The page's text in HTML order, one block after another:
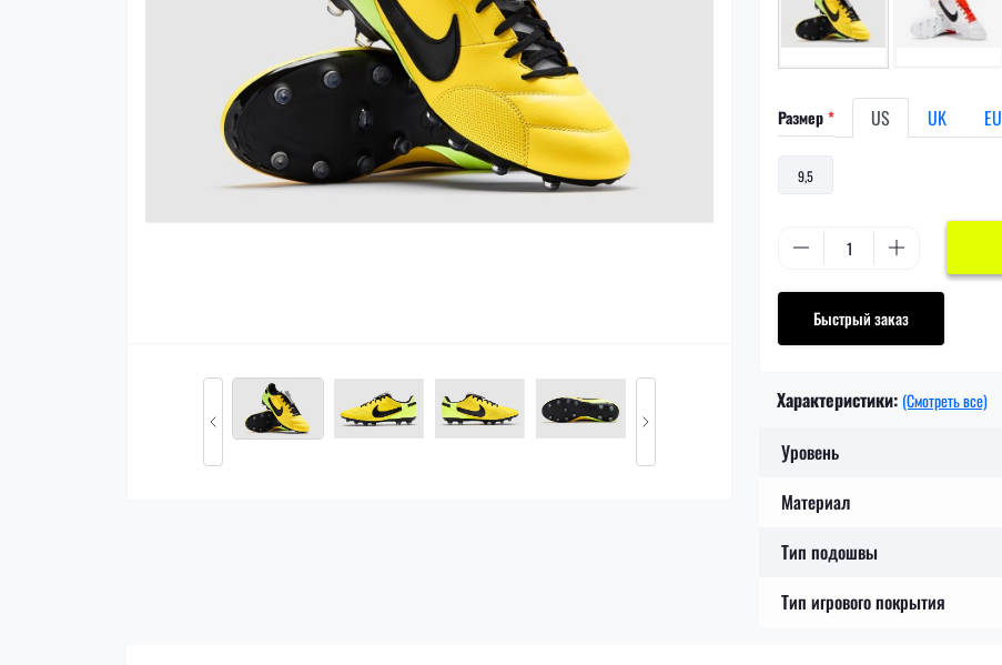
Размер* US UK EU
9,5
Быстрый заказ
Характеристики: (Смотреть все)
Уровень
Материал
Тип подошвы
Тип игрового покрытия